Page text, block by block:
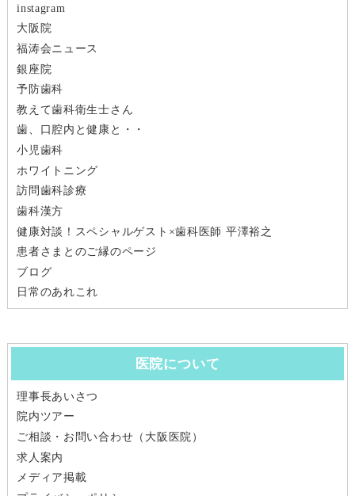
シ
ョ
ン
instagram
大阪院
福涛会ニュース
銀座院
予防歯科
教えて歯科衛生士さん
歯、口腔内と健康と・・
小児歯科
ホワイトニング
訪問歯科診療
歯科漢方
健康対談！スペシャルゲスト×歯科医師 平澤裕之
患者さまとのご縁のページ
ブログ
日常のあれこれ
医院について
理事長あいさつ
院内ツアー
ご相談・お問い合わせ（大阪医院）
求人案内
メディア掲載